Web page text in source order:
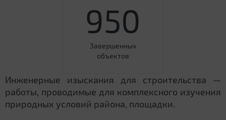
950
Завершенных
объектов
Инженерные изыскания для строительства —
работы, проводимые для комплексного изучения
природных условий района, площадки.